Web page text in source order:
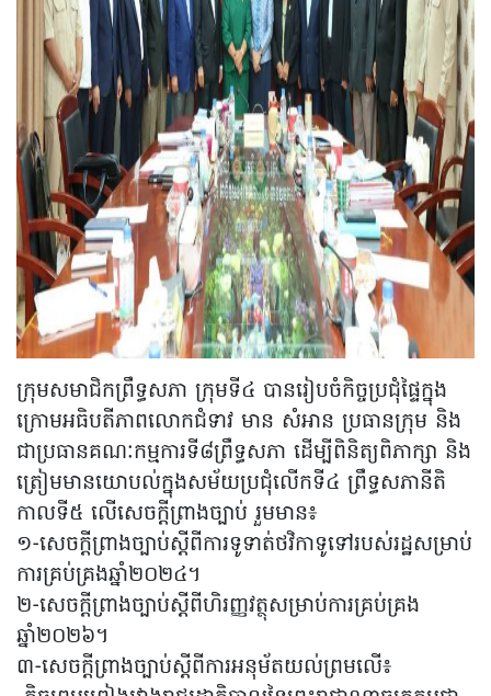
ក្រុមសមាជិកព្រឹទ្ធសភា ក្រុមទី៤ បានរៀបចំកិច្ចប្រជុំផ្ទៃក្នុង
ក្រោមអធិបតីភាពលោកជំទាវ មាន សំអាន ប្រធានក្រុម និង
ជាប្រធានគណៈកម្មការទី៨ព្រឹទ្ធសភា ដើម្បីពិនិត្យពិភាក្សា និង
ត្រៀមមានយោបល់ក្នុងសម័យប្រជុំលើកទី៤ ព្រឹទ្ធសភានីតិ
កាលទី៥ លើសេចក្តីព្រាងច្បាប់ រួមមាន៖
១-សេចក្តីព្រាងច្បាប់ស្តីពីការទូទាត់ថវិកាទូទៅរបស់រដ្ឋសម្រាប់
ការគ្រប់គ្រងឆ្នាំ២០២៤។
២-សេចក្តីព្រាងច្បាប់ស្តីពីហិរញ្ញវត្ថុសម្រាប់ការគ្រប់គ្រង
ឆ្នាំ២០២៦។
៣-សេចក្តីព្រាងច្បាប់ស្តីពីការអនុម័តយល់ព្រមលើ៖